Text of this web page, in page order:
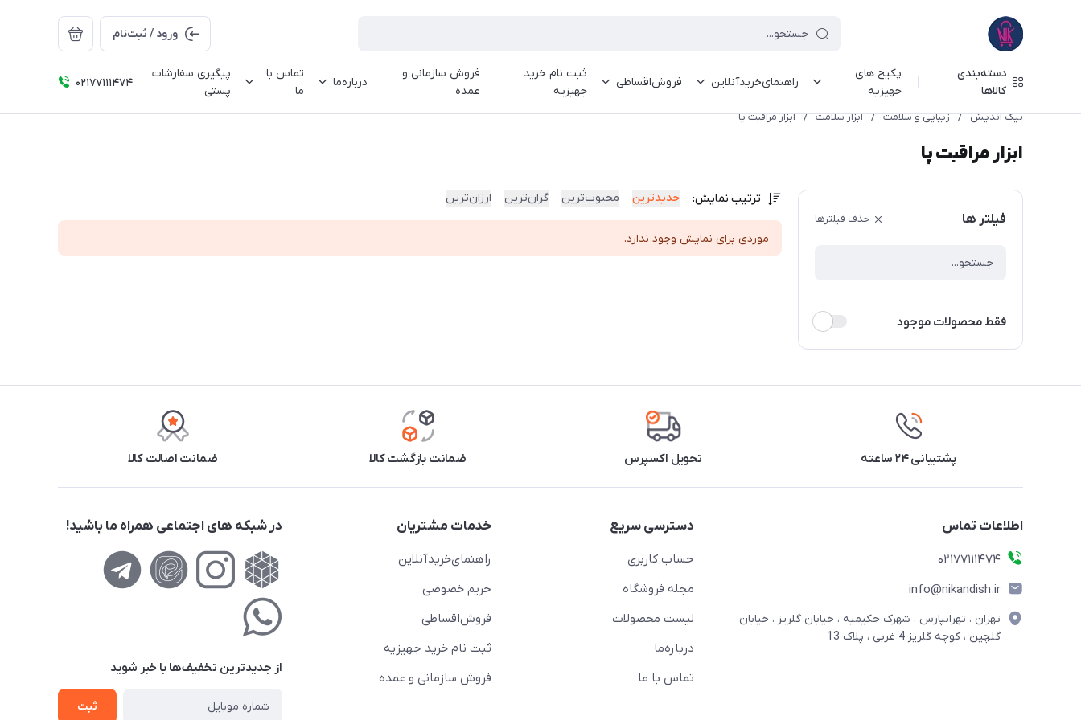
ورود / ثبت‌نام
دسته‌بندی
کالاها
پکیج های
جهیزیه
راهنمای‌خرید‌آنلاین فروش‌اقساطی
ثبت نام خرید
جهیزیه
فروش سازمانی و
عمده
درباره‌ما
تماس با
ما
پیگیری سفارشات
پستی
02177111474
نیک اندیش / زیبایی و سلامت / ابزار سلامت / ابزار مراقبت پا
ابزار مراقبت پا
فیلتر ها حذف فیلترها
فقط محصولات موجود
ترتیب نمایش: جدیدترین محبوب‌ترین گران‌ترین ارزان‌ترین
موردی برای نمایش وجود ندارد.
پشتیبانی ۲۴ ساعته تحویل اکسپرس ضمانت بازگشت کالا ضمانت اصالت کالا
اطلاعات تماس
02177111474
info@nikandish.ir
تهران ، تهرانپارس ، شهرک حکیمیه ، خیابان گلریز ، خیابان
گلچین ، کوچه گلریز 4 غربی ، پلاک 13
دسترسی سریع
حساب کاربری
مجله فروشگاه
لیست محصولات
درباره‌ما
تماس با ما
خدمات مشتریان
راهنمای‌خرید‌آنلاین
حریم خصوصی
فروش‌اقساطی
ثبت نام خرید جهیزیه
فروش سازمانی و عمده
در شبکه های اجتماعی همراه ما باشید!
از جدید‌ترین تخفیف‌ها با‌ خبر شوید
ثبت